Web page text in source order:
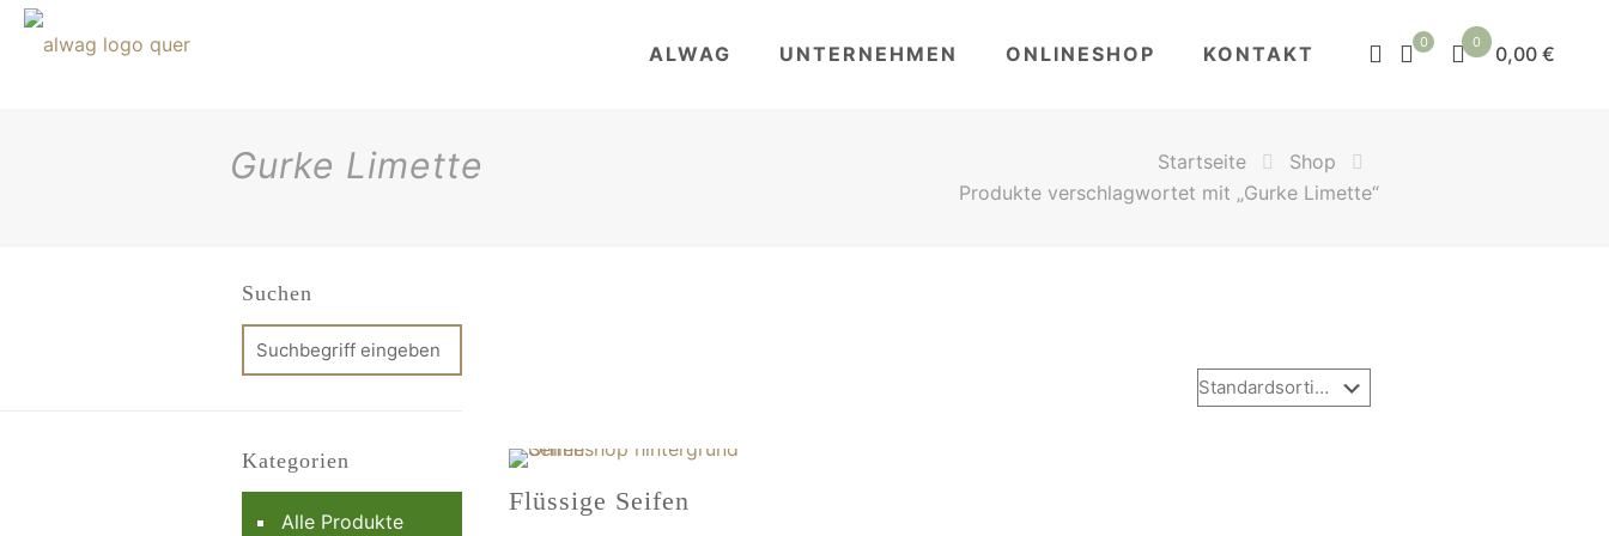
ALWAG UNTERNEHMEN ONLINESHOP KONTAKT 0 0 0,00 €
Gurke Limette Startseite
Shop
Produkte verschlagwortet mit „Gurke Limette“
Flüssige Seifen
Suchen
Kategorien
Alle Produkte